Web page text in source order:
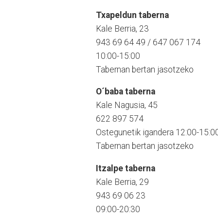
Txapeldun taberna
Kale Berria, 23
943 69 64 49 / 647 067 174
10:00-15:00
Tabernan bertan jasotzeko
O´baba taberna
Kale Nagusia, 45
622 897 574
Ostegunetik igandera 12:00-
Tabernan bertan jasotzeko
Itzalpe taberna
Kale Berria, 29
943 69 06 23
09:00-20:30